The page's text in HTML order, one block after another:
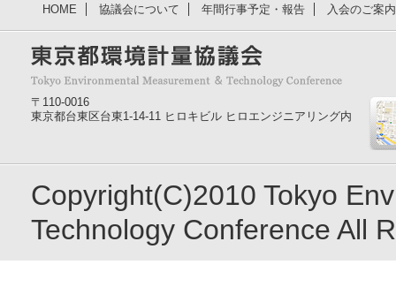
HOME 協議会について 年間行事予定・報告 入会のご案
〒110-0016
東京都台東区台東1-14-11 ヒロキビル ヒロエンジニアリング内
Copyright(C)2010 Tokyo
Technology Conference All